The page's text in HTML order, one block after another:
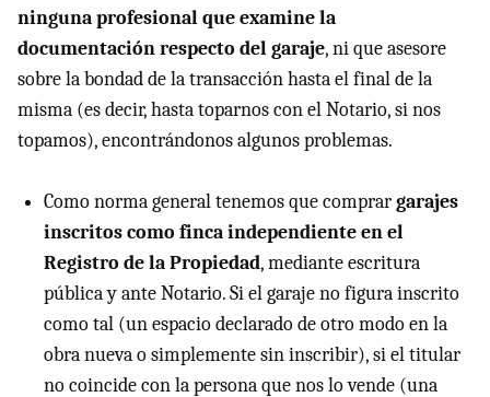
ninguna profesional que examine la
documentación respecto del garaje, ni que asesore
sobre la bondad de la transacción hasta el final de la
misma (es decir, hasta toparnos con el Notario, si nos
topamos), encontrándonos algunos problemas.
Como norma general tenemos que comprargarajes
inscritos como finca independiente en el
Registro de la Propiedad, mediante escritura
pública y ante Notario. Si el garaje no figura inscrito
como tal (un espacio declarado de otro modo en la
obra nueva o simplemente sin inscribir), si el titular
no coincide con la persona que nos lo vende (una